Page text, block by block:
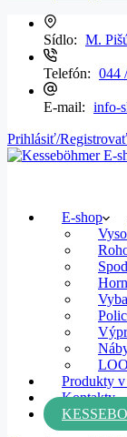
Sídlo: M.
Telefón: 044
E-mail: info-
Prihlásiť/Registrovať
E-shop
Produkty
Kontakty